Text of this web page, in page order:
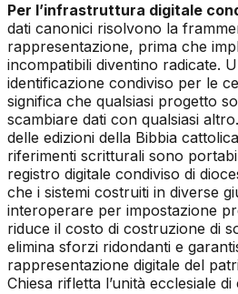
Per l’infrastruttura digitale
dati canonici risolvono la
rappresentazione, prima che
incompatibili diventino radicate.
identificazione condiviso per le
significa che qualsiasi progetto
scambiare dati con qualsiasi
delle edizioni della Bibbia
riferimenti scritturali sono
registro digitale condiviso di
che i sistemi costruiti in diverse
interoperare per impostazione
riduce il costo di costruzione di
elimina sforzi ridondanti e
rappresentazione digitale del
Chiesa rifletta l’unità ecclesiale